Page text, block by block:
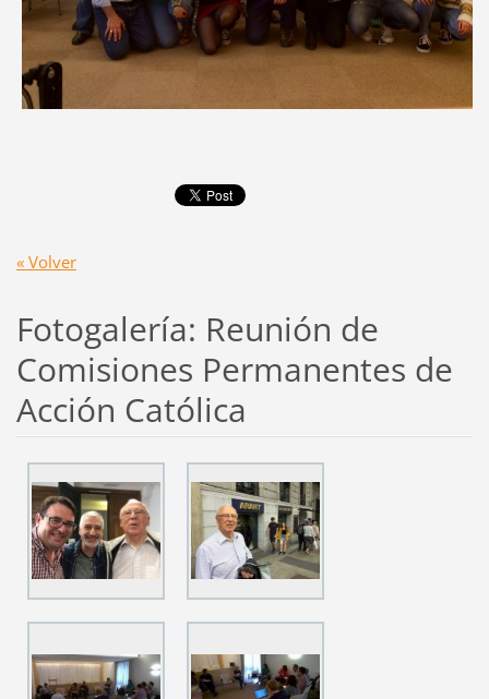
« Volver
Fotogalería: Reunión de
Comisiones Permanentes de
Acción Católica